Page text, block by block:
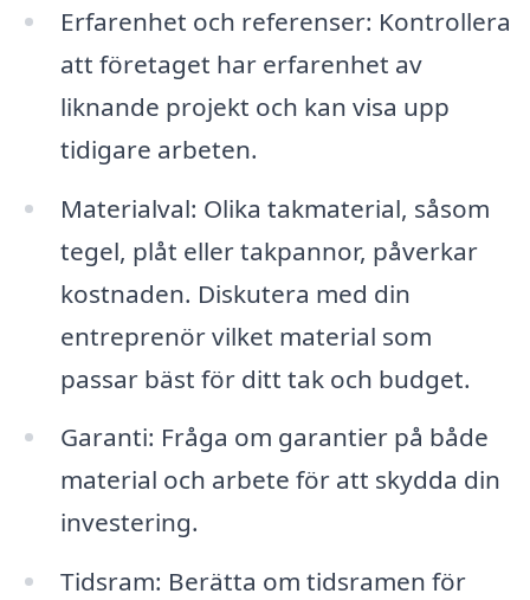
Erfarenhet och referenser: Kontrollera
att företaget har erfarenhet av
liknande projekt och kan visa upp
tidigare arbeten.
Materialval: Olika takmaterial, såsom
tegel, plåt eller takpannor, påverkar
kostnaden. Diskutera med din
entreprenör vilket material som
passar bäst för ditt tak och budget.
Garanti: Fråga om garantier på både
material och arbete för att skydda din
investering.
Tidsram: Berätta om tidsramen för